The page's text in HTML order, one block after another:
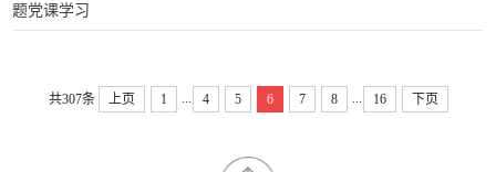
题党课学习
共307条 上页 1 4 5 6 7 8 16 下页